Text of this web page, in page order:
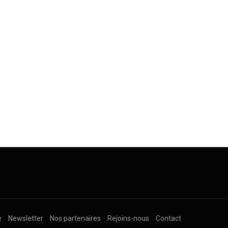
Newsletter Nos partenaires Rejoins-nous Contact